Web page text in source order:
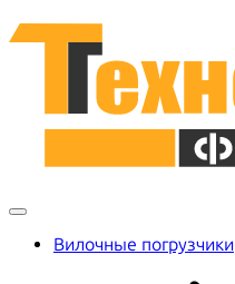
Вилочные погрузчики